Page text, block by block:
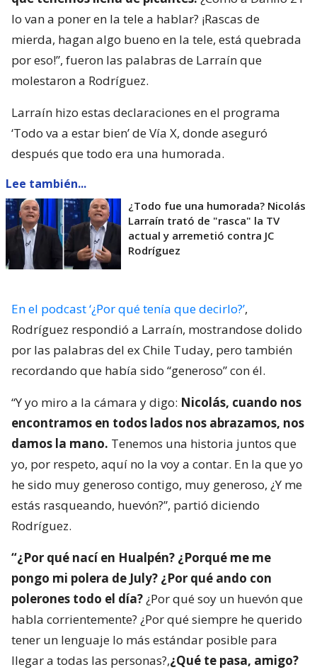
lo van a poner en la tele a hablar? ¡Rascas de
mierda, hagan algo bueno en la tele, está quebrada
por eso!”, fueron las palabras de Larraín que
molestaron a Rodríguez.
Larraín hizo estas declaraciones en el programa
‘Todo va a estar bien’ de Vía X, donde aseguró
después que todo era una humorada.
Lee también...
¿Todo fue una humorada? Nicolás
Larraín trató de "rasca" la TV
actual y arremetió contra JC
Rodríguez
En el podcast ‘¿Por qué tenía que decirlo?’,
Rodríguez respondió a Larraín, mostrandose dolido
por las palabras del ex Chile Tuday, pero también
recordando que había sido “generoso” con él.
“Y yo miro a la cámara y digo: Nicolás, cuando nos
encontramos en todos lados nos abrazamos, nos
damos la mano. Tenemos una historia juntos que
yo, por respeto, aquí no la voy a contar. En la que yo
he sido muy generoso contigo, muy generoso, ¿Y me
estás rasqueando, huevón?”, partió diciendo
Rodríguez.
“¿Por qué nací en Hualpén? ¿Porqué me me
pongo mi polera de July? ¿Por qué ando con
polerones todo el día?¿Por qué soy un huevón que
habla corrientemente? ¿Por qué siempre he querido
tener un lenguaje lo más estándar posible para
llegar a todas las personas?,¿Qué te pasa, amigo?